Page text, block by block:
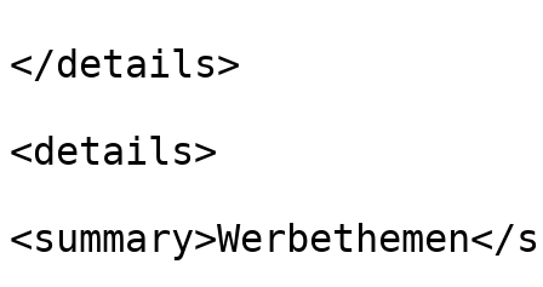
</details>
<details>
<summary>Werbethemen</